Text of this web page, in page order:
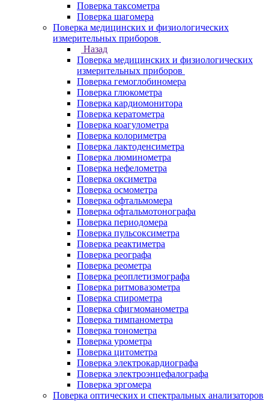
Поверка таксометра
Поверка шагомера
Поверка медицинских и физиологических
измерительных приборов
Назад
Поверка медицинских и физиологических
измерительных приборов
Поверка гемоглобиномера
Поверка глюкометра
Поверка кардиомонитора
Поверка кератометра
Поверка коагулометра
Поверка колориметра
Поверка лактоденсиметра
Поверка люминометра
Поверка нефелометра
Поверка оксиметра
Поверка осмометра
Поверка офтальмомера
Поверка офтальмотонографа
Поверка периодомера
Поверка пульсоксиметра
Поверка реактиметра
Поверка реографа
Поверка реометра
Поверка реоплетизмографа
Поверка ритмовазометра
Поверка спирометра
Поверка сфигмоманометра
Поверка тимпанометра
Поверка тонометра
Поверка урометра
Поверка цитометра
Поверка электрокардиографа
Поверка электроэнцефалографа
Поверка эргомера
Поверка оптических и спектральных анализаторов